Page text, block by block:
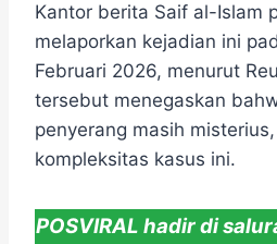
Kantor berita Saif al-Islam
melaporkan kejadian ini
Februari 2026, menurut
tersebut menegaskan
penyerang masih
kompleksitas kasus ini.
POSVIRAL hadir di